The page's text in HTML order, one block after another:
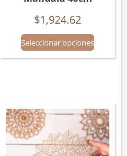
$1,924.62
Seleccionar opciones